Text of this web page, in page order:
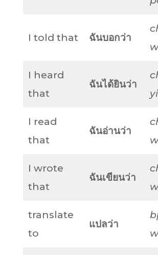
I told that ฉันบอกว่า
I heard
that
ฉันได้ยินว่า
I read
that
ฉันอ่านว่า
I wrote
that
ฉันเขียนว่า
translate
to
แปลว่า